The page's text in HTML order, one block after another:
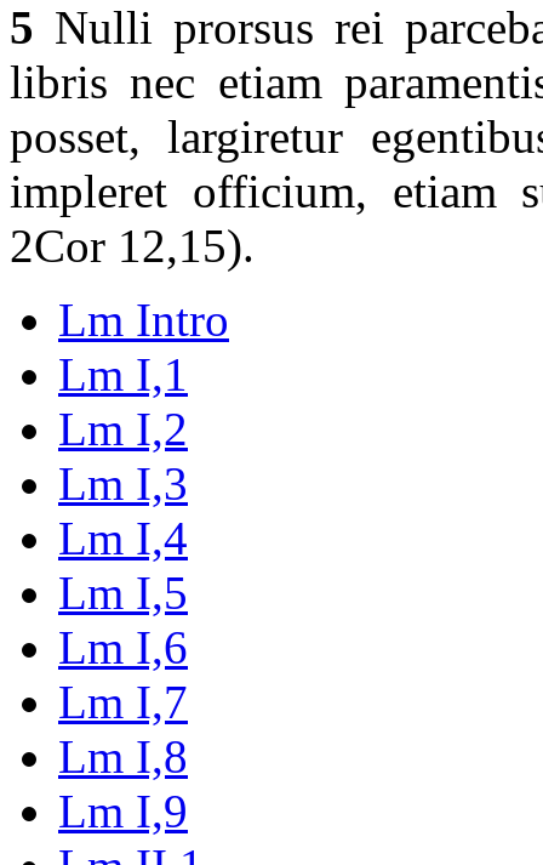
5 Nulli prorsus rei
libris nec etiam
posset, largiretur
impleret officium, etiam
2Cor 12,15).
Lm Intro
Lm I,1
Lm I,2
Lm I,3
Lm I,4
Lm I,5
Lm I,6
Lm I,7
Lm I,8
Lm I,9